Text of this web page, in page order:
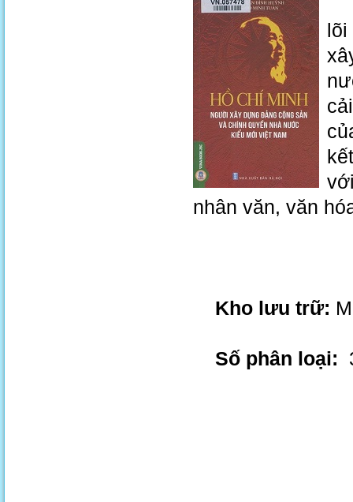
lõi
nhân văn, văn
Kho lưu trữ:
Số phân loại: